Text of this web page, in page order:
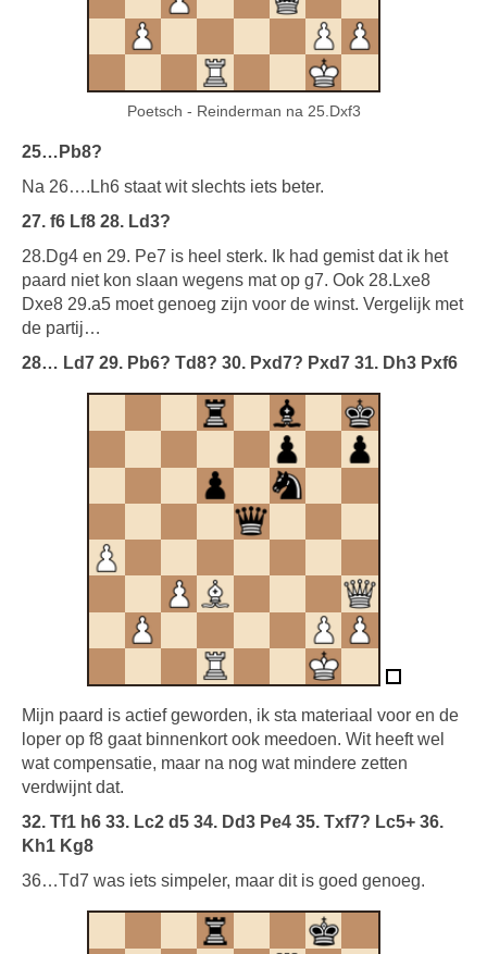
Poetsch - Reinderman na 25.Dxf3
25…Pb8?
Na 26….Lh6 staat wit slechts iets beter.
27. f6 Lf8 28. Ld3?
28.Dg4 en 29. Pe7 is heel sterk. Ik had gemist dat ik het
paard niet kon slaan wegens mat op g7. Ook 28.Lxe8
Dxe8 29.a5 moet genoeg zijn voor de winst. Vergelijk met
de partij…
28… Ld7 29. Pb6? Td8? 30. Pxd7? Pxd7 31. Dh3 Pxf6
Mijn paard is actief geworden, ik sta materiaal voor en de
loper op f8 gaat binnenkort ook meedoen. Wit heeft wel
wat compensatie, maar na nog wat mindere zetten
verdwijnt dat.
32. Tf1 h6 33. Lc2 d5 34. Dd3 Pe4 35. Txf7? Lc5+ 36.
Kh1 Kg8
36…Td7 was iets simpeler, maar dit is goed genoeg.